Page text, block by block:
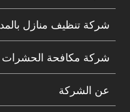
شركة تنظيف منازل
شركة مكافحة الحشرات
عن الشركة